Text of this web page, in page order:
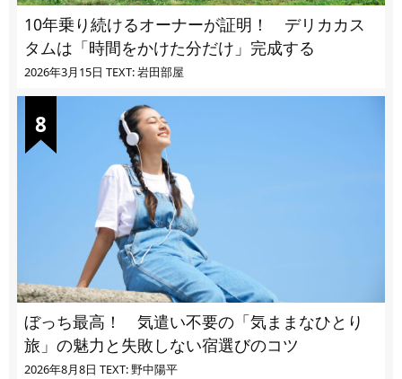
10年乗り続けるオーナーが証明！ デリカカス
タムは「時間をかけた分だけ」完成する
2026年3月15日 TEXT: 岩田部屋
ぼっち最高！ 気遣い不要の「気ままなひとり
旅」の魅力と失敗しない宿選びのコツ
2026年8月8日 TEXT: 野中陽平